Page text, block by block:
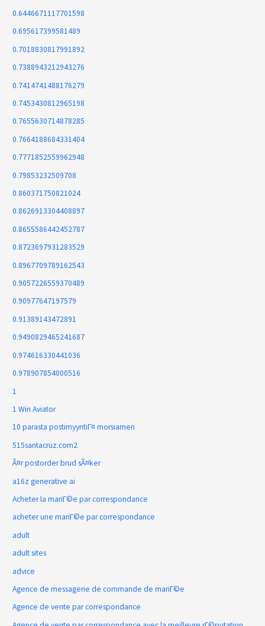
0.6446671117701598
0.695617399581489
0.7018830817991892
0.7388943212943276
0.7414741488176279
0.7453430812965198
0.7655630714878285
0.7664188684331404
0.7771852559962948
0.79853232509708
0.860371750821024
0.8626913304408897
0.8655586442452787
0.8723697931283529
0.8967709789162543
0.9057226559370489
0.90977647197579
0.91389143472891
0.9490829465241687
0.974616330441036
0.978907854000516
1
1 Win Aviator
10 parasta postimyyntiГ¤ morsiamen
515santacruz.com2
Ã¤r postorder brud sÃ¤ker
a16z generative ai
Acheter la mariГ©e par correspondance
acheter une mariГ©e par correspondance
adult
adult sites
advice
Agence de messagerie de commande de mariГ©e
Agence de vente par correspondance